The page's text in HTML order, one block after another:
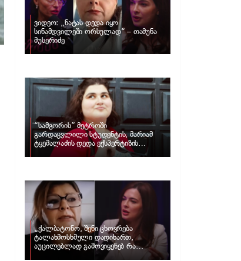
ვიდეო: „ნატას დედა იყო
სინამდვილეში ორსულად“ – თამუნა
მუსერიძე
“სამგორის” მეტროში
გარდაცვლილი სტუდენტის, მარიამ
ტყემალაძის დედა ექსპერტიზის
პასუხს აქვეყნებს – რა გახდა გოგონას
„ქალბატონო, შენი ცხოვრება
ტალახმოსხმული დადიხართ,
აუცილებლად გამოვიყენებ რა
ინფორმაციაც მაქვს“… – რა